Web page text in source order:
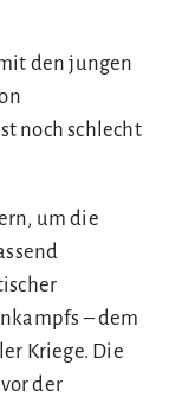
den jungen
noch schlecht
um die
– dem
Kriege. Die
der